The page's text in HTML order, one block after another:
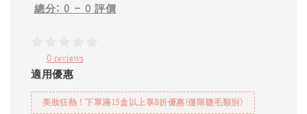
總分:0 - 0 評價
0 reviews
適用優惠
美妝狂熱！下單滿15盒以上享8折優惠(僅限睫毛類別)